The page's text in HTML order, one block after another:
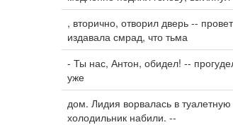
, вторично, отворил дверь --
издавала смрад, что тьма
- Ты нас, Антон, обидел! --
уже
дом. Лидия ворвалась в
холодильник набили. --